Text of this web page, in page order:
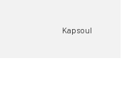
Kapsoul